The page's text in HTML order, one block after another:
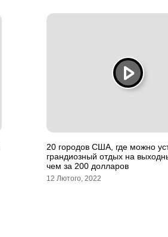
20 городов США, где можно
грандиозный отдых на
чем за 200 долларов
12 Лютого, 2022